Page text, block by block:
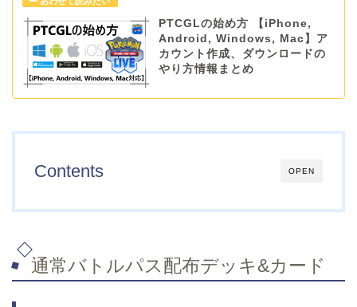
PTCGLの始め方 【iPhone,
Android, Windows, Mac】ア
カウント作成、ダウンロードの
やり方情報まとめ
OPEN
Contents
通常バトルパス配布デッキ&カード